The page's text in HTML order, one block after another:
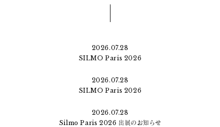
2026.07.28
SILMO Paris 2026
2026.07.28
SILMO Paris 2026
2026.07.28
Silmo Paris 2026 出展のお知らせ